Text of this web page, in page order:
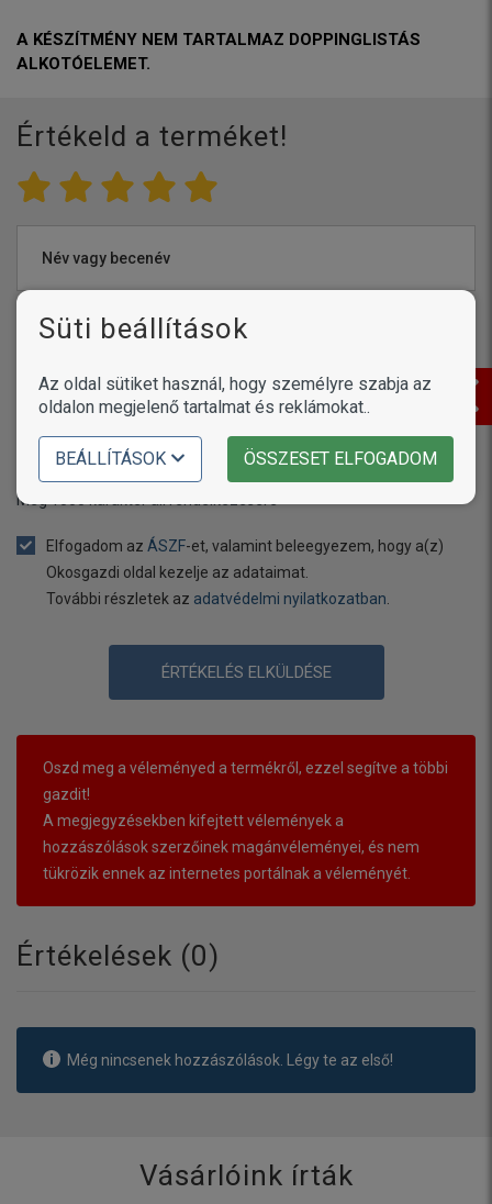
A KÉSZÍTMÉNY NEM TARTALMAZ DOPPINGLISTÁS
ALKOTÓELEMET.
Értékeld a terméket!
Név vagy becenév
Értékelés
Még
Elfogadom az ÁSZF-et, valamint beleegyezem, hogy a(z)
Okosgazdi oldal kezelje az adataimat.
További részletek az adatvédelmi nyilatkozatban
ÉRTÉKELÉS ELKÜLDÉSE
Oszd meg a véleményed a termékről, ezzel segítve a többi
gazdit!
A megjegyzésekben kifejtett vélemények a
hozzászólások szerzőinek magánvéleményei, és nem
tükrözik ennek az internetes portálnak a véleményét.
Értékelések (0)
Még nincsenek hozzászólások. Légy te az első!
Vásárlóink írták
Süti beállítások
Az oldal sütiket használ, hogy személyre szabja az
oldalon megjelenő tartalmat és reklámokat..
BEÁLLÍTÁSOK ÖSSZESET ELFOGADOM